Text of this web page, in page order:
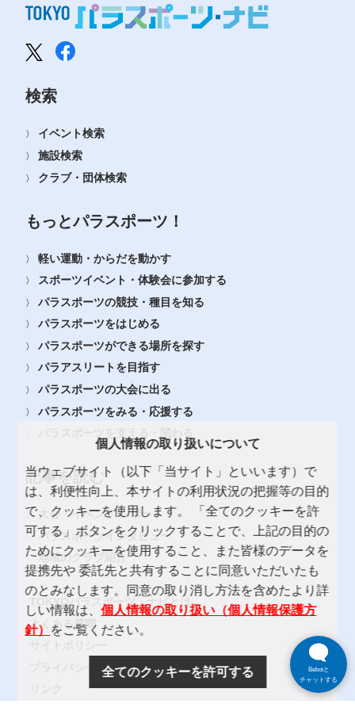
検索
イベント検索
施設検索
クラブ・団体検索
もっとパラスポーツ！
軽い運動・からだを動かす
スポーツイベント・体験会に参加する
パラスポーツの競技・種目を知る
パラスポーツをはじめる
パラスポーツができる場所を探す
パラアスリートを目指す
パラスポーツの大会に出る
パラスポーツをみる・応援する
記事を読む
大会・イベント レポート
パラスポーツインタビュー
地域のクラブ紹介
TOKYOパラスポーツ・ナビとは
よくある質問
プライバシーポリシー
個人情報の取り扱いについて
当ウェブサイト（以下「当サイト」といいます）で
は、利便性向上、本サイトの利用状況の把握等の目的
で、クッキーを使用します。 「全てのクッキーを許
可する」ボタンをクリックすることで、上記の目的の
ためにクッキーを使用すること、また皆様のデータを
提携先や 委託先と共有することに同意いただいたも
のとみなします。同意の取り消し方法を含めたより詳
しい情報は、個人情報の取り扱い（個人情報保護方
針） をご覧ください。
全てのクッキーを許可する
Bebotと
チャットする